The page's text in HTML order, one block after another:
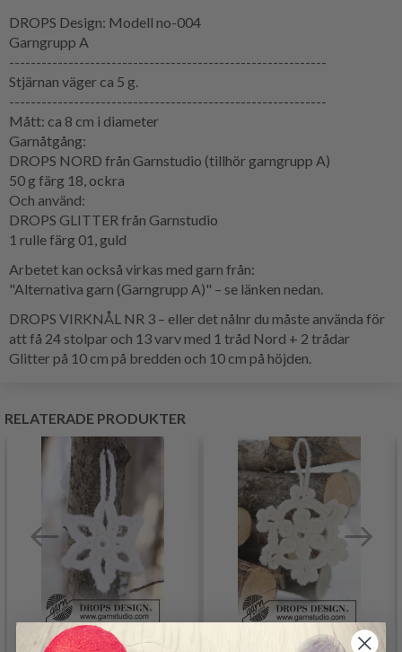
DROPS Design: Modell no-004
Garngrupp A
-----------------------------------------------------------
Stjärnan väger ca 5 g.
-----------------------------------------------------------
Mått: ca 8 cm i diameter
Garnåtgång:
DROPS NORD från Garnstudio (tillhör garngrupp A)
50 g färg 18, ockra
Och använd:
DROPS GLITTER från Garnstudio
1 rulle färg 01, guld
Arbetet kan också virkas med garn från:
"Alternativa garn (Garngrupp A)" – se länken nedan.
DROPS VIRKNÅL NR 3 – eller det nålnr du måste använda för
att få 24 stolpar och 13 varv med 1 tråd Nord + 2 trådar
Glitter på 10 cm på bredden och 10 cm på höjden.
RELATERADE PRODUKTER